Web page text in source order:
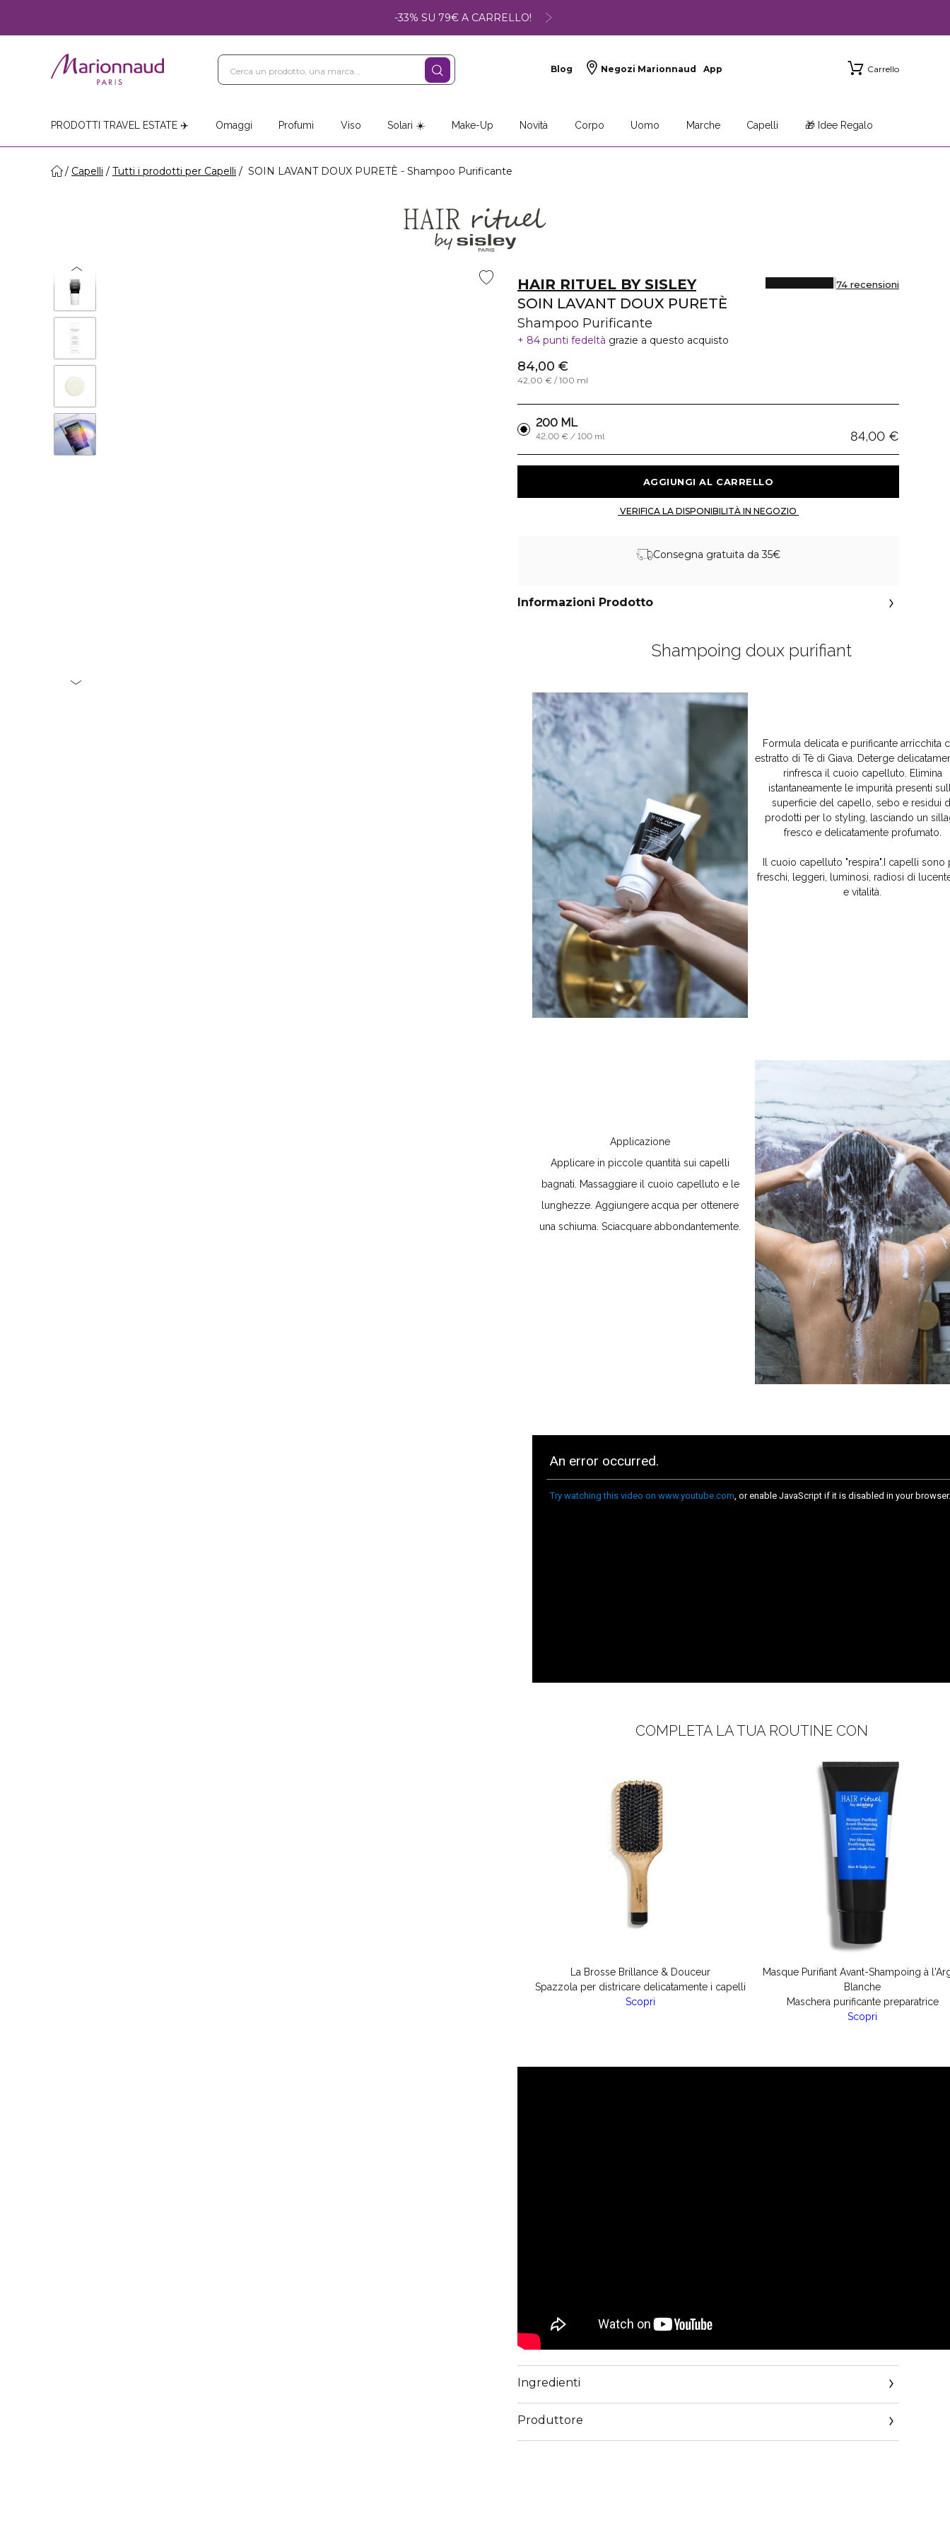
-33% SU 79€ A CARRELLO!
Blog Negozi Marionnaud App Carrello
PRODOTTI TRAVEL ESTATE ✈️ Omaggi Profumi Viso Solari ☀️ Make-Up Novità Corpo Uomo Marche Capelli 🎁 Idee Regalo
Capelli Tutti i prodotti per Capelli SOIN LAVANT DOUX PURETÈ - Shampoo Purificante
HAIR RITUEL BY SISLEY
SOIN LAVANT DOUX PURETÈ
Shampoo Purificante
74 recensioni
84 punti fedeltà grazie a questo acquisto
84,00 €
42,00 € / 100 ml
200 ML
84,00 €
42,00 € / 100 ml
Consegna gratuita da 35€
Informazioni Prodotto
Shampoing doux purifiant
Formula delicata e purificante arricchita
estratto di Tè di Giava. Deterge
rinfresca il cuoio capelluto. Elimina
istantaneamente le impurità presenti
superficie del capello, sebo e residui
prodotti per lo styling, lasciando un
fresco e delicatamente profumato.
Il cuoio capelluto "respira".I capelli sono
freschi, leggeri, luminosi, radiosi di
e vitalità.
Applicazione
Applicare in piccole quantità sui capelli
bagnati. Massaggiare il cuoio capelluto e le
lunghezze. Aggiungere acqua per ottenere
una schiuma. Sciacquare abbondantemente.
COMPLETA LA TUA ROUTINE CON
La Brosse Brillance & Douceur
Spazzola per districare delicatamente i capelli
Scopri
Masque Purifiant Avant-Shampoing à
Blanche
Maschera purificante preparatrice
Scopri
Ingredienti
Produttore